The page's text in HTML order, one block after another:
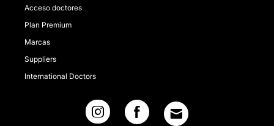
Acceso doctores
Plan Premium
Marcas
Suppliers
International Doctors